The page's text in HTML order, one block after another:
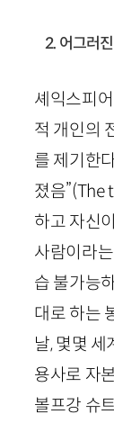
2. 어그러
셰익스피어
적 개인의
를 제기한
졌음”(The
하고 자신
사람이라
습 불가능
대로 하는
날, 몇몇 세
용사로 자
볼프강 슈